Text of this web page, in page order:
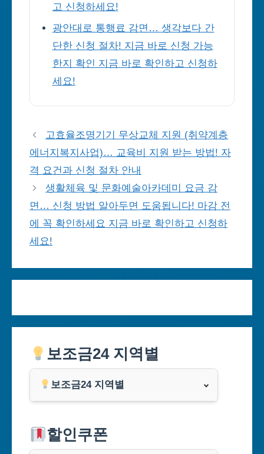
고 신청하세요!
광안대로 통행료 감면… 생각보다 간
단한 신청 절차! 지금 바로 신청 가능
한지 확인 지금 바로 확인하고 신청하
세요!
고효율조명기기 무상교체 지원 (취약계층
에너지복지사업)… 교육비 지원 받는 방법! 자
격 요건과 신청 절차 안내
생활체육 및 문화예술아카데미 요금 감
면… 신청 방법 알아두면 도움됩니다! 마감 전
에 꼭 확인하세요 지금 바로 확인하고 신청하
세요!
보조금24 지역별
보조금24 지역별
부산광역시
할인쿠폰